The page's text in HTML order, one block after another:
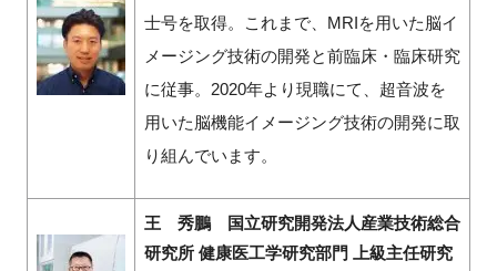
士号を取得。これまで、MRIを用いた脳イ
メージング技術の開発と前臨床・臨床研究
に従事。2020年より現職にて、超音波を
用いた脳機能イメージング技術の開発に取
り組んでいます。
王 秀鵬 国立研究開発法人産業技術総合
研究所 健康医工学研究部門 上級主任研究